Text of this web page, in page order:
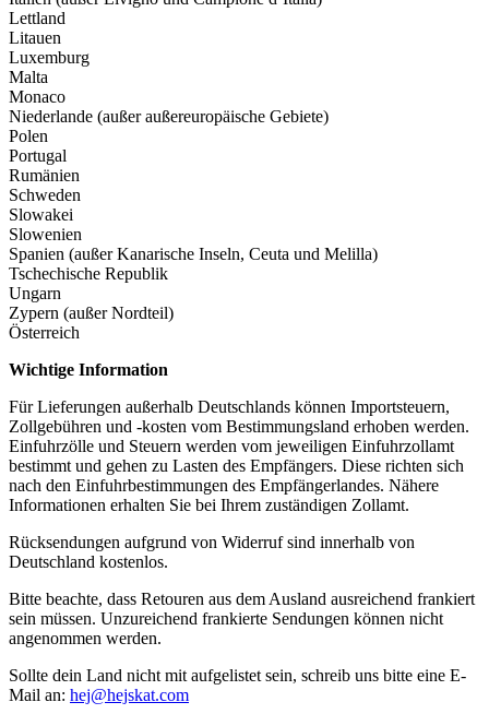
Lettland
Litauen
Luxemburg
Malta
Monaco
Niederlande (außer außereuropäische Gebiete)
Polen
Portugal
Rumänien
Schweden
Slowakei
Slowenien
Spanien (außer Kanarische Inseln, Ceuta und Melilla)
Tschechische Republik
Ungarn
Zypern (außer Nordteil)
Österreich
Wichtige Information
Für Lieferungen außerhalb Deutschlands können Importsteuern,
Zollgebühren und -kosten vom Bestimmungsland erhoben werden.
Einfuhrzölle und Steuern werden vom jeweiligen Einfuhrzollamt
bestimmt und gehen zu Lasten des Empfängers. Diese richten sich
nach den Einfuhrbestimmungen des Empfängerlandes. Nähere
Informationen erhalten Sie bei Ihrem zuständigen Zollamt.
Rücksendungen aufgrund von Widerruf sind innerhalb von
Deutschland kostenlos.
Bitte beachte, dass Retouren aus dem Ausland ausreichend frankiert
sein müssen. Unzureichend frankierte Sendungen können nicht
angenommen werden.
Sollte dein Land nicht mit aufgelistet sein, schreib uns bitte eine E-
Mail an: hej@hejskat.com